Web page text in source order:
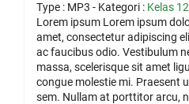
Type : MP3 - Kategori : Kelas 12
Lorem ipsum Lorem ipsum
amet, consectetur adipiscing
ac faucibus odio. Vestibulum
massa, scelerisque sit amet
congue molestie mi. Praesent
sem. Nullam at porttitor arcu,